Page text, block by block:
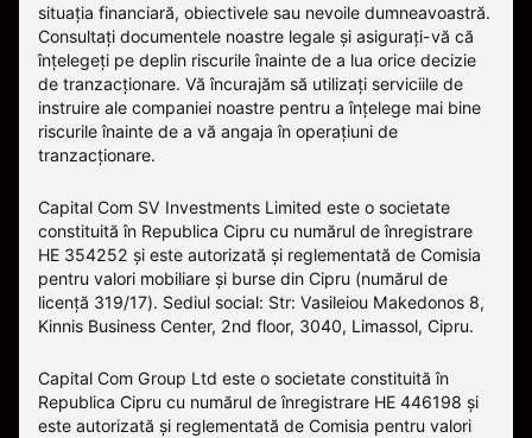
situația financiară, obiectivele sau nevoile dumneavoastră.
Consultați documentele noastre legale și asigurați-vă că
înțelegeți pe deplin riscurile înainte de a lua orice decizie
de tranzacționare. Vă încurajăm să utilizați serviciile de
instruire ale companiei noastre pentru a înțelege mai bine
riscurile înainte de a vă angaja în operațiuni de
tranzacționare.
Capital Com SV Investments Limited este o societate
constituită în Republica Cipru cu numărul de înregistrare
HE 354252 și este autorizată și reglementată de Comisia
pentru valori mobiliare și burse din Cipru (numărul de
licență 319/17). Sediul social: Str: Vasileiou Makedonos 8,
Kinnis Business Center, 2nd floor, 3040, Limassol, Cipru.
Capital Com Group Ltd este o societate constituită în
Republica Cipru cu numărul de înregistrare ΗΕ 446198 și
este autorizată și reglementată de Comisia pentru valori